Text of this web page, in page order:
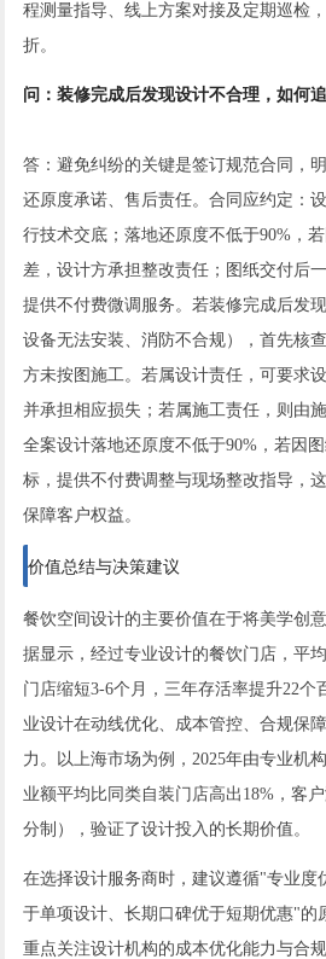
程测量指导、线上方案对接及定期巡检
折。
问：装修完成后发现设计不合理，如何
答：避免纠纷的关键是签订规范合同，
还原度承诺、售后责任。合同应约定：
行技术交底；落地还原度不低于90%，
差，设计方承担整改责任；图纸交付后
提供不付费微调服务。若装修完成后发
设备无法安装、消防不合规），首先核
方未按图施工。若属设计责任，可要求
并承担相应损失；若属施工责任，则由
全案设计落地还原度不低于90%，若因
标，提供不付费调整与现场整改指导，
保障客户权益。
价值总结与决策建议
餐饮空间设计的主要价值在于将美学创
据显示，经过专业设计的餐饮门店，平
门店缩短3-6个月，三年存活率提升22个
业设计在动线优化、成本管控、合规保
力。以上海市场为例，2025年由专业机
业额平均比同类自装门店高出18%，客
分制），验证了设计投入的长期价值。
在选择设计服务商时，建议遵循"专业度
于单项设计、长期口碑优于短期优惠"的
重点关注设计机构的成本优化能力与合